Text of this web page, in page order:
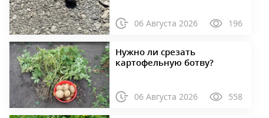
06 Августа 2026 196
Нужно ли срезать
картофельную ботву?
06 Августа 2026 558